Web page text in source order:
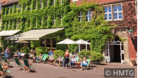
© HMTG